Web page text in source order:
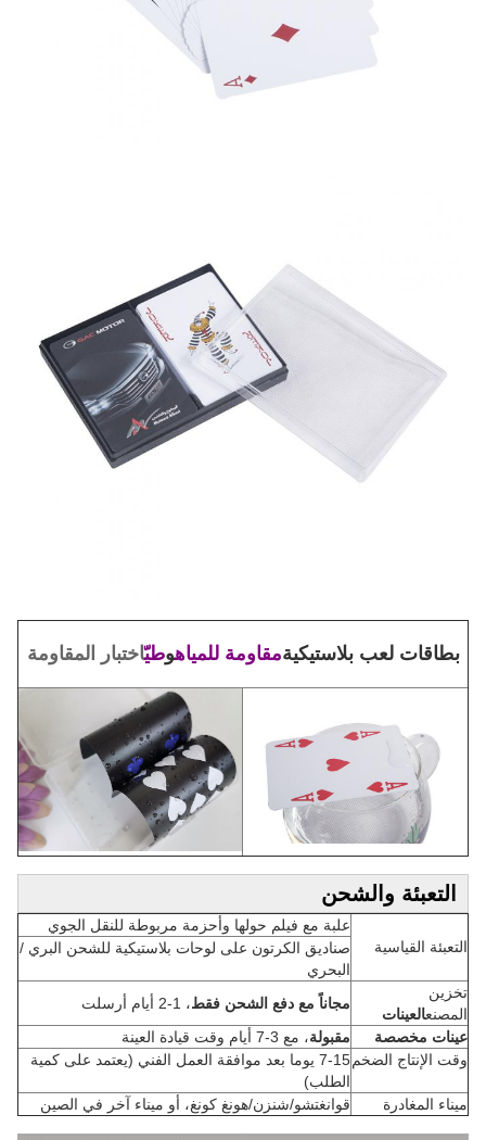
بطاقات لعب بلاستيكيةمقاومة للمياهوطيّاختبار المقاومة
التعبئة والشحن
التعبئة القياسية
علبة مع فيلم حولها وأحزمة مربوطة للنقل الجوي
صناديق الكرتون على لوحات بلاستيكية للشحن البري /
البحري
تخزين
المصنعالعينات
مجاناً مع دفع الشحن فقط، 1-2 أيام أرسلت
عينات مخصصة
مقبولة، مع 3-7 أيام وقت قيادة العينة
وقت الإنتاج الضخم
7-15 يوما بعد موافقة العمل الفني (يعتمد على كمية
الطلب)
ميناء المغادرة
قوانغتشو/شنزن/هونغ كونغ، أو ميناء آخر في الصين